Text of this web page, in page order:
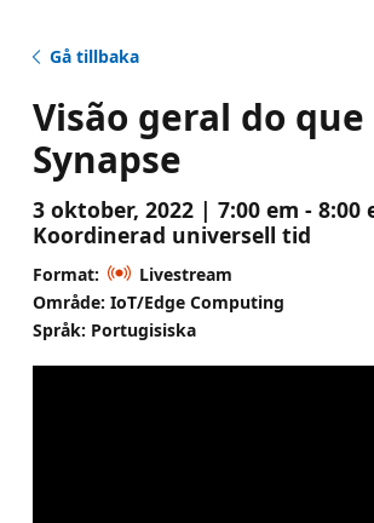
Gå tillbaka
Visão geral do que
Synapse
3 oktober, 2022 | 7:00 em - 8:00
Koordinerad universell tid
Format:
Livestream
Område: IoT/Edge Computing
Språk: Portugisiska